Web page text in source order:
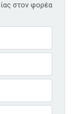
στον φορέα